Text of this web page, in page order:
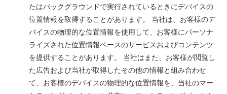
たはバックグラウンドで実行されているときにデバイスの
位置情報を取得することがあります。 当社は、お客様のデ
バイスの物理的な位置情報を使用して、お客様にパーソナ
ライズされた位置情報ベースのサービスおよびコンテンツ
を提供することがあります。 当社はまた、お客様が閲覧し
た広告および当社が取得したその他の情報と組み合わせ
て、お客様のデバイスの物理的な位置情報を、当社のマー